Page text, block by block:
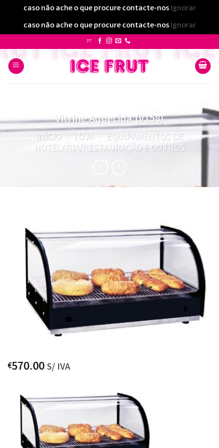
caso não ache o que procure contacte-nosIgnorar
caso não ache o que procure contacte-nosIgnorar
to
content
PT
Vitrine Aquecida (v158)
INÍCIO / LOJA / EQUIPAMENTOS DE
HOTELARIA/RESTAURAÇÃO E OUTROS
€570.00S/ IVA